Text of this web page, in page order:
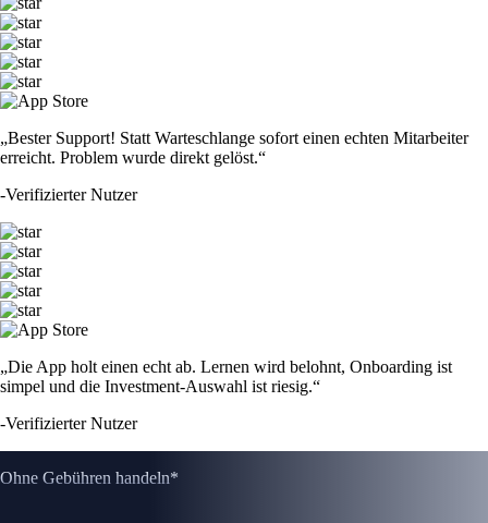
„Bester Support! Statt Warteschlange sofort einen echten Mitarbeiter
erreicht. Problem wurde direkt gelöst.“
-Verifizierter Nutzer
„Die App holt einen echt ab. Lernen wird belohnt, Onboarding ist
simpel und die Investment-Auswahl ist riesig.“
-Verifizierter Nutzer
Ohne Gebühren handeln*